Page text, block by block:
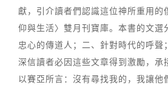
獻，引介讀者們認識這位神所重用的
仰與生活〉雙月刊寶庫。本書的文選
忠心的傳道人；二、針對時代的呼聲
深信讀者必因這些文章得到激勵，承
以賽亞所言：沒有尋找我的，我讓他